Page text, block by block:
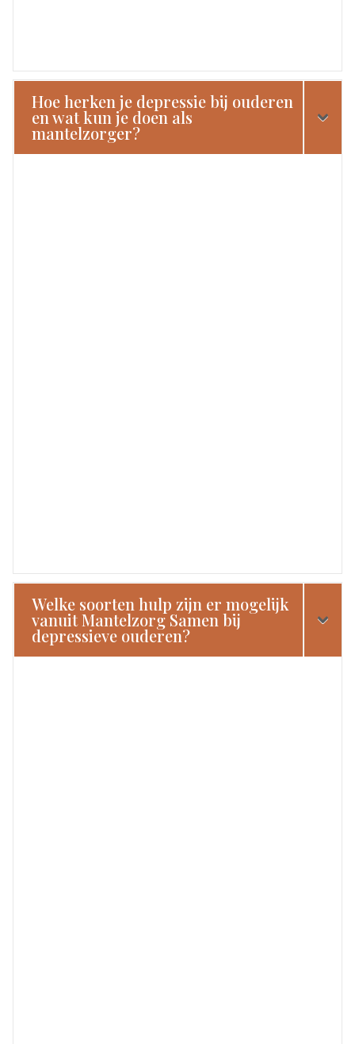
Hoe herken je depressie bij ouderen
en wat kun je doen als
mantelzorger?
Welke soorten hulp zijn er mogelijk
vanuit Mantelzorg Samen bij
depressieve ouderen?